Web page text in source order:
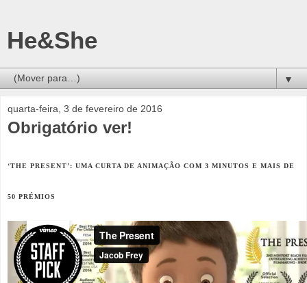
He&She
▼
quarta-feira, 3 de fevereiro de 2016
Obrigatório ver!
‘THE PRESENT’: UMA CURTA DE ANIMAÇÃO COM 3 MINUTOS E MAIS DE
50 PRÉMIOS